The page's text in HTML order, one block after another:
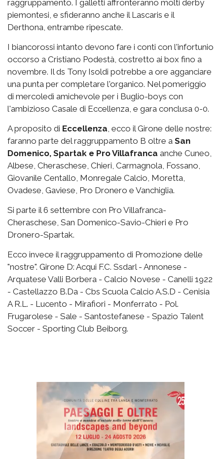
raggruppamento. I galletti affronteranno molti derby
piemontesi, e sfideranno anche il Lascaris e il
Derthona, entrambe ripescate.
I biancorossi intanto devono fare i conti con l'infortunio
occorso a Cristiano Podestà, costretto ai box fino a
novembre. Il ds Tony Isoldi potrebbe a ore agganciare
una punta per completare l'organico. Nel pomeriggio
di mercoledì amichevole per i Buglio-boys con
l'ambizioso Casale di Eccellenza, e gara conclusa 0-0.
A proposito di Eccellenza, ecco il Girone delle nostre:
faranno parte del raggruppamento B oltre a San
Domenico, Spartak e Pro Villafranca anche Cuneo,
Albese, Cheraschese, Chieri, Carmagnola, Fossano,
Giovanile Centallo, Monregale Calcio, Moretta,
Ovadese, Gaviese, Pro Dronero e Vanchiglia.
Si parte il 6 settembre con Pro Villafranca-
Cheraschese, San Domenico-Savio-Chieri e Pro
Dronero-Spartak.
Ecco invece il raggruppamento di Promozione delle
"nostre". Girone D: Acqui F.C. Ssdarl - Annonese -
Arquatese Valli Borbera - Calcio Novese - Canelli 1922
- Castellazzo B.Da - Cbs Scuola Calcio A.S.D - Cenisia
A R.L. - Lucento - Mirafiori - Monferrato - Pol.
Frugarolese - Sale - Santostefanese - Spazio Talent
Soccer - Sporting Club Beiborg.